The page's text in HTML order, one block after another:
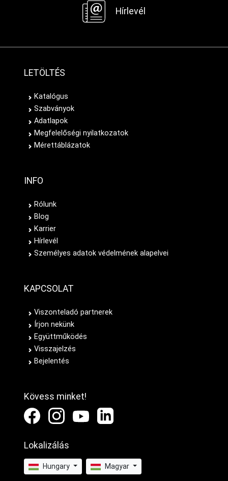
Hírlevél
LETÖLTÉS
Katalógus
Szabványok
Adatlapok
Megfelelőségi nyilatkozatok
Mérettáblázatok
INFO
Rólunk
Blog
Karrier
Hírlevél
Személyes adatok védelmének alapelvei
KAPCSOLAT
Viszonteladó partnerek
Írjon nekünk
Együttműködés
Visszajelzés
Bejelentés
Kövess minket!
Lokalizálás
Hungary Magyar